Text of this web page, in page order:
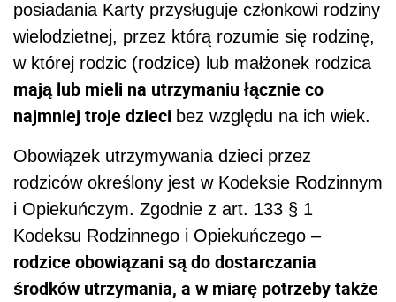
posiadania Karty przysługuje członkowi rodziny
wielodzietnej, przez którą rozumie się rodzinę,
w której rodzic (rodzice) lub małżonek rodzica
mają lub mieli na utrzymaniu łącznie co
najmniej troje dzieci bez względu na ich wiek.
Obowiązek utrzymywania dzieci przez
rodziców określony jest w Kodeksie Rodzinnym
i Opiekuńczym. Zgodnie z art. 133 § 1
Kodeksu Rodzinnego i Opiekuńczego –
rodzice obowiązani są do dostarczania
środków utrzymania, a w miarę potrzeby także